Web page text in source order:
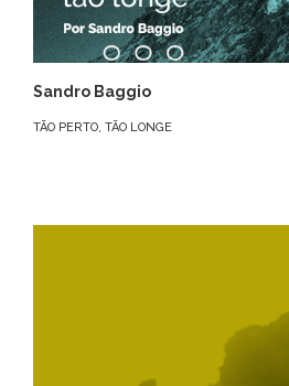
Sandro Baggio
TÃO PERTO, TÃO LONGE